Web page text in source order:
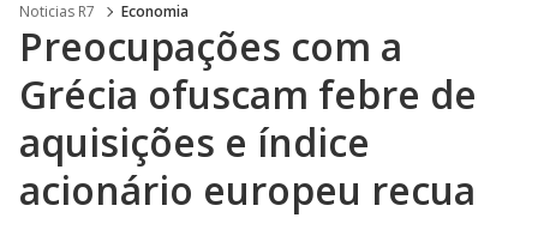
Noticias R7 Economia
Preocupações com a
Grécia ofuscam febre de
aquisições e índice
acionário europeu recua